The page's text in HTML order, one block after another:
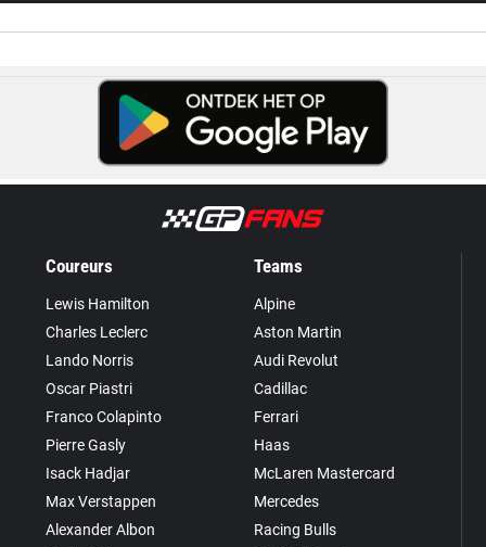
Coureurs
Lewis Hamilton
Charles Leclerc
Lando Norris
Oscar Piastri
Franco Colapinto
Pierre Gasly
Isack Hadjar
Max Verstappen
Alexander Albon
Teams
Alpine
Aston Martin
Audi Revolut
Cadillac
Ferrari
Haas
McLaren Mastercard
Mercedes
Racing Bulls